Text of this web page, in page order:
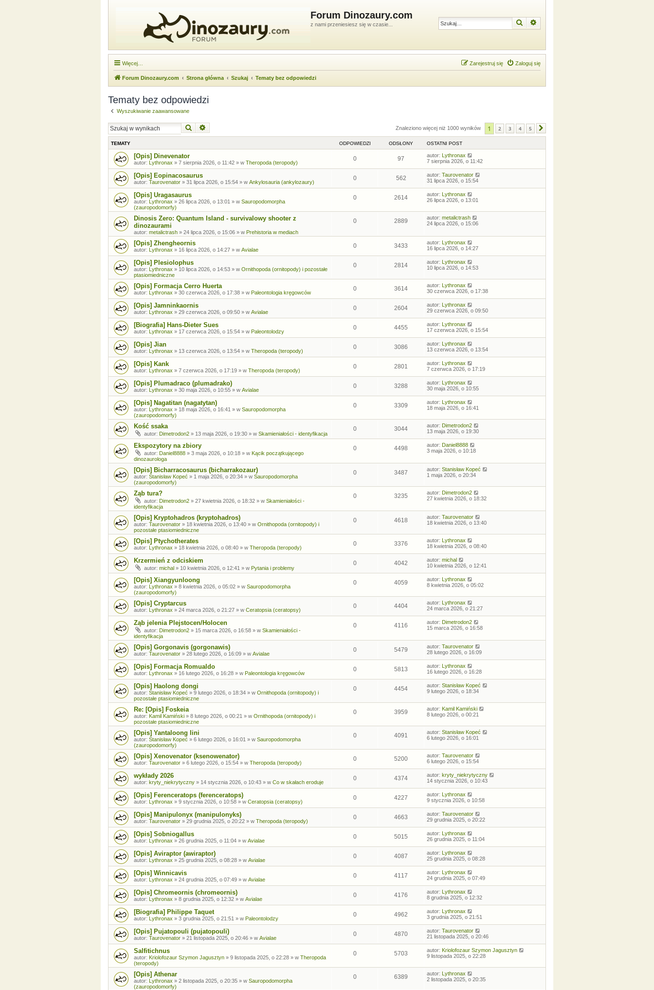
Forum Dinozaury.com
z nami przeniesiesz się w czasie... Szukaj
Więcej… Zaloguj się
Zarejestruj się
Forum Dinozaury.com Strona główna Szukaj Tematy bez odpowiedzi
Tematy bez odpowiedzi
Wyszukiwanie zaawansowane
Szukaj Znaleziono więcej niż 1000 wyników 1 2 3 4 5
TEMATY ODPOWIEDZI ODSŁONY OSTATNI POST
[Opis] Dinevenator
autor: Lythronax » 7 sierpnia 2026, o 11:42 » w Theropoda (teropody)
0 97 autor: Lythronax
7 sierpnia 2026, o 11:42
[Opis] Eopinacosaurus
autor: Taurovenator » 31 lipca 2026, o 15:54 » w Ankylosauria (ankylozaury)
0 562 autor: Taurovenator
31 lipca 2026, o 15:54
[Opis] Uragasaurus
autor: Lythronax » 26 lipca 2026, o 13:01 » w Sauropodomorpha
(zauropodomorfy)
0 2614 autor: Lythronax
26 lipca 2026, o 13:01
Dinosis Zero: Quantum Island - survivalowy shooter z
dinozaurami
autor: metalictrash » 24 lipca 2026, o 15:06 » w Prehistoria w mediach
0 2889 autor: metalictrash
24 lipca 2026, o 15:06
[Opis] Zhengheornis
autor: Lythronax » 16 lipca 2026, o 14:27 » w Avialae
0 3433 autor: Lythronax
16 lipca 2026, o 14:27
[Opis] Plesiolophus
autor: Lythronax » 10 lipca 2026, o 14:53 » w Ornithopoda (ornitopody) i pozostałe
ptasiomiedniczne
0 2814 autor: Lythronax
10 lipca 2026, o 14:53
[Opis] Formacja Cerro Huerta
autor: Lythronax » 30 czerwca 2026, o 17:38 » w Paleontologia kręgowców
0 3614 autor: Lythronax
30 czerwca 2026, o 17:38
[Opis] Jamninkaornis
autor: Lythronax » 29 czerwca 2026, o 09:50 » w Avialae
0 2604 autor: Lythronax
29 czerwca 2026, o 09:50
[Biografia] Hans-Dieter Sues
autor: Lythronax » 17 czerwca 2026, o 15:54 » w Paleontolodzy
0 4455 autor: Lythronax
17 czerwca 2026, o 15:54
[Opis] Jian
autor: Lythronax » 13 czerwca 2026, o 13:54 » w Theropoda (teropody)
0 3086 autor: Lythronax
13 czerwca 2026, o 13:54
[Opis] Kank
autor: Lythronax » 7 czerwca 2026, o 17:19 » w Theropoda (teropody)
0 2801 autor: Lythronax
7 czerwca 2026, o 17:19
[Opis] Plumadraco (plumadrako)
autor: Lythronax » 30 maja 2026, o 10:55 » w Avialae
0 3288 autor: Lythronax
30 maja 2026, o 10:55
[Opis] Nagatitan (nagatytan)
autor: Lythronax » 18 maja 2026, o 16:41 » w Sauropodomorpha
(zauropodomorfy)
0 3309 autor: Lythronax
18 maja 2026, o 16:41
Kość ssaka
autor: Dimetrodon2 » 13 maja 2026, o 19:30 » w Skamieniałości - identyfikacja
0 3044 autor: Dimetrodon2
13 maja 2026, o 19:30
Ekspozytory na zbiory
autor: Daniel8888 » 3 maja 2026, o 10:18 » w Kącik początkującego
dinozaurologa
0 4498 autor: Daniel8888
3 maja 2026, o 10:18
[Opis] Bicharracosaurus (bicharrakozaur)
autor: Stanisław Kopeć » 1 maja 2026, o 20:34 » w Sauropodomorpha
(zauropodomorfy)
0 3487 autor: Stanisław Kopeć
1 maja 2026, o 20:34
Ząb tura?
autor: Dimetrodon2 » 27 kwietnia 2026, o 18:32 » w Skamieniałości -
identyfikacja
0 3235 autor: Dimetrodon2
27 kwietnia 2026, o 18:32
[Opis] Kryptohadros (kryptohadros)
autor: Taurovenator » 18 kwietnia 2026, o 13:40 » w Ornithopoda (ornitopody) i
pozostałe ptasiomiedniczne
0 4618 autor: Taurovenator
18 kwietnia 2026, o 13:40
[Opis] Ptychotherates
autor: Lythronax » 18 kwietnia 2026, o 08:40 » w Theropoda (teropody)
0 3376 autor: Lythronax
18 kwietnia 2026, o 08:40
Krzermień z odciskiem
autor: michal » 10 kwietnia 2026, o 12:41 » w Pytania i problemy
0 4042 autor: michal
10 kwietnia 2026, o 12:41
[Opis] Xiangyunloong
autor: Lythronax » 8 kwietnia 2026, o 05:02 » w Sauropodomorpha
(zauropodomorfy)
0 4059 autor: Lythronax
8 kwietnia 2026, o 05:02
[Opis] Cryptarcus
autor: Lythronax » 24 marca 2026, o 21:27 » w Ceratopsia (ceratopsy)
0 4404 autor: Lythronax
24 marca 2026, o 21:27
Ząb jelenia Plejstocen/Holocen
autor: Dimetrodon2 » 15 marca 2026, o 16:58 » w Skamieniałości -
identyfikacja
0 4116 autor: Dimetrodon2
15 marca 2026, o 16:58
[Opis] Gorgonavis (gorgonawis)
autor: Taurovenator » 28 lutego 2026, o 16:09 » w Avialae
0 5479 autor: Taurovenator
28 lutego 2026, o 16:09
[Opis] Formacja Romualdo
autor: Lythronax » 16 lutego 2026, o 16:28 » w Paleontologia kręgowców
0 5813 autor: Lythronax
16 lutego 2026, o 16:28
[Opis] Haolong dongi
autor: Stanisław Kopeć » 9 lutego 2026, o 18:34 » w Ornithopoda (ornitopody) i
pozostałe ptasiomiedniczne
0 4454 autor: Stanisław Kopeć
9 lutego 2026, o 18:34
Re: [Opis] Foskeia
autor: Kamil Kamiński » 8 lutego 2026, o 00:21 » w Ornithopoda (ornitopody) i
pozostałe ptasiomiedniczne
0 3959 autor: Kamil Kamiński
8 lutego 2026, o 00:21
[Opis] Yantaloong lini
autor: Stanisław Kopeć » 6 lutego 2026, o 16:01 » w Sauropodomorpha
(zauropodomorfy)
0 4091 autor: Stanisław Kopeć
6 lutego 2026, o 16:01
[Opis] Xenovenator (ksenowenator)
autor: Taurovenator » 6 lutego 2026, o 15:54 » w Theropoda (teropody)
0 5200 autor: Taurovenator
6 lutego 2026, o 15:54
wykłady 2026
autor: kryty_niekrytyczny » 14 stycznia 2026, o 10:43 » w Co w skałach eroduje
0 4374 autor: kryty_niekrytyczny
14 stycznia 2026, o 10:43
[Opis] Ferenceratops (ferenceratops)
autor: Lythronax » 9 stycznia 2026, o 10:58 » w Ceratopsia (ceratopsy)
0 4227 autor: Lythronax
9 stycznia 2026, o 10:58
[Opis] Manipulonyx (manipulonyks)
autor: Taurovenator » 29 grudnia 2025, o 20:22 » w Theropoda (teropody)
0 4663 autor: Taurovenator
29 grudnia 2025, o 20:22
[Opis] Sobniogallus
autor: Lythronax » 26 grudnia 2025, o 11:04 » w Avialae
0 5015 autor: Lythronax
26 grudnia 2025, o 11:04
[Opis] Aviraptor (awiraptor)
autor: Lythronax » 25 grudnia 2025, o 08:28 » w Avialae
0 4087 autor: Lythronax
25 grudnia 2025, o 08:28
[Opis] Winnicavis
autor: Lythronax » 24 grudnia 2025, o 07:49 » w Avialae
0 4117 autor: Lythronax
24 grudnia 2025, o 07:49
[Opis] Chromeornis (chromeornis)
autor: Lythronax » 8 grudnia 2025, o 12:32 » w Avialae
0 4176 autor: Lythronax
8 grudnia 2025, o 12:32
[Biografia] Philippe Taquet
autor: Lythronax » 3 grudnia 2025, o 21:51 » w Paleontolodzy
0 4962 autor: Lythronax
3 grudnia 2025, o 21:51
[Opis] Pujatopouli (pujatopouli)
autor: Taurovenator » 21 listopada 2025, o 20:46 » w Avialae
0 4870 autor: Taurovenator
21 listopada 2025, o 20:46
Salfitichnus
autor: Kriolofozaur Szymon Jagusztyn » 9 listopada 2025, o 22:28 » w Theropoda
(teropody)
0 5703 autor: Kriolofozaur Szymon Jagusztyn
9 listopada 2025, o 22:28
[Opis] Athenar
autor: Lythronax » 2 listopada 2025, o 20:35 » w Sauropodomorpha
(zauropodomorfy)
0 6389 autor: Lythronax
2 listopada 2025, o 20:35